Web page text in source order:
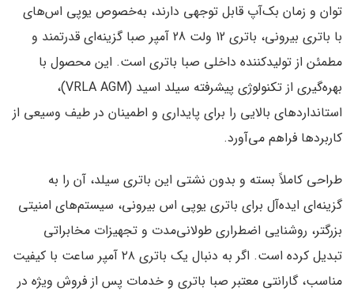
توان و زمان بک‌آپ قابل توجهی دارند، به‌خصوص یوپی اس‌های
با باتری بیرونی، باتری 12 ولت 28 آمپر صبا
گزینه‌ای قدرتمند و
مطمئن از تولیدکننده داخلی صبا باتری است. این محصول با
بهره‌گیری از تکنولوژی پیشرفته سیلد اسید (VRLA AGM)
،
استانداردهای بالایی را برای پایداری و اطمینان در طیف وسیعی از
کاربردها فراهم می‌آورد.
طراحی کاملاً بسته و بدون نشتی این باتری سیلد، آن را به
گزینه‌ای ایده‌آل برای باتری یوپی اس بیرونی، سیستم‌های امنیتی
بزرگتر، روشنایی اضطراری طولانی‌مدت و تجهیزات مخابراتی
تبدیل کرده است. اگر به دنبال یک باتری ۲۸ آمپر ساعت
با کیفیت
مناسب،گارانتی معتبر صبا باتری و خدمات پس از فروش ویژه در